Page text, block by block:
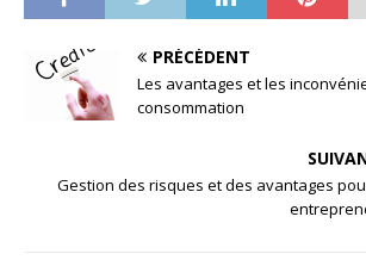
PRÉCÉDENT
Les avantages et les
consommation
Gestion des risques et des avantages